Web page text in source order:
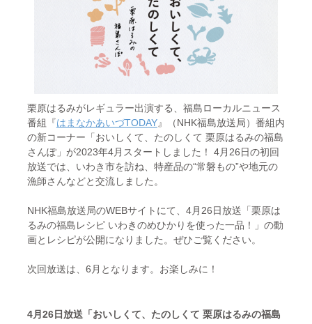
栗原はるみがレギュラー出演する、福島ローカルニュース
番組『はまなかあいづTODAY』（NHK福島放送局）番組内
の新コーナー「おいしくて、たのしくて 栗原はるみの福島
さんぽ」が2023年4月スタートしました！ 4月26日の初回
放送では、いわき市を訪ね、特産品の“常磐もの”や地元の
漁師さんなどと交流しました。
NHK福島放送局のWEBサイトにて、4月26日放送「栗原は
るみの福島レシピ いわきのめひかりを使った一品！」の動
画とレシピが公開になりました。ぜひご覧ください。
次回放送は、6月となります。お楽しみに！
4月26日放送「おいしくて、たのしくて 栗原はるみの福島